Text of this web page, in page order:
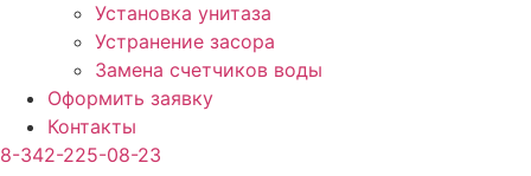
Установка унитаза
Устранение засора
Замена счетчиков воды
Оформить заявку
Контакты
8-342-225-08-23